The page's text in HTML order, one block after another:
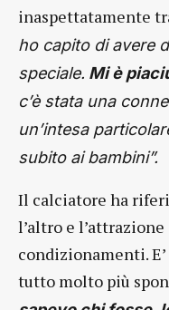
inaspettatamente
ho capito di avere
speciale. Mi è
c’è stata una
un’intesa
subito ai bambini”.
Il calciatore ha
l’altro e
condizionamenti.
tutto molto più